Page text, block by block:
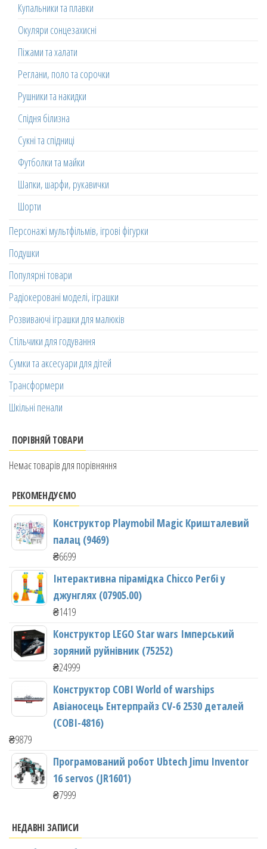
Купальники та плавки
Окуляри сонцезахисні
Піжами та халати
Реглани, поло та сорочки
Рушники та накидки
Спідня білизна
Сукні та спідниці
Футболки та майки
Шапки, шарфи, рукавички
Шорти
Персонажі мультфільмів, ігрові фігурки
Подушки
Популярні товари
Радіокеровані моделі, іграшки
Розвиваючі іграшки для малюків
Стільчики для годування
Сумки та аксесуари для дітей
Трансформери
Шкільні пенали
ПОРІВНЯЙ ТОВАРИ
Немає товарів для порівняння
РЕКОМЕНДУЄМО
Конструктор Playmobil Magic Кришталевий
палац (9469)
₴6699
Інтерактивна пірамідка Chicco Регбі у
джунглях (07905.00)
₴1419
Конструктор LEGO Star wars Імперський
зоряний руйнівник (75252)
₴24999
Конструктор COBI World of warships
Авіаносець Ентерпрайз CV-6 2530 деталей
(COBI-4816)
₴9879
Програмований робот Ubtech Jimu Inventor
16 servos (JR1601)
₴7999
НЕДАВНІ ЗАПИСИ